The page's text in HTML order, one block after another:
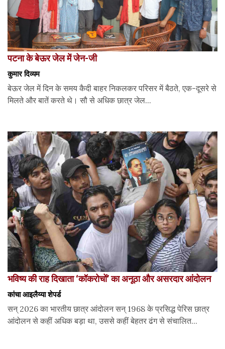
पटना के बेऊर जेल में जेन-जी
कुमार दिव्यम
बेऊर जेल में दिन के समय कैदी बाहर निकलकर परिसर में बैठते, एक-दूसरे से
मिलते और बातें करते थे। सौ से अधिक छात्र जेल...
भविष्य की राह दिखाता ‘कॉकरोचों’ का अनूठा और असरदार आंदोलन
कांचा आइलैय्या शेपर्ड
सन् 2026 का भारतीय छात्र आंदोलन सन् 1968 के प्रसिद्ध पेरिस छात्र
आंदोलन से कहीं अधिक बड़ा था, उससे कहीं बेहतर ढंग से संचालित...